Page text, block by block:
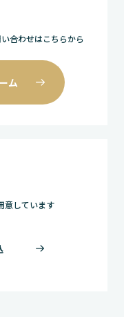
合わせはこちらから
ム
意しています